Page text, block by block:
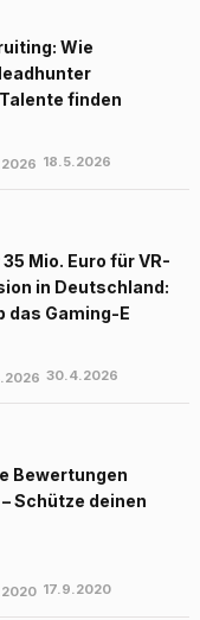
Wie
finden
18.5.2026
Mio. Euro für VR-
in Deutschland:
das Gaming-E
30.4.2026
Bewertungen
Schütze deinen
17.9.2020